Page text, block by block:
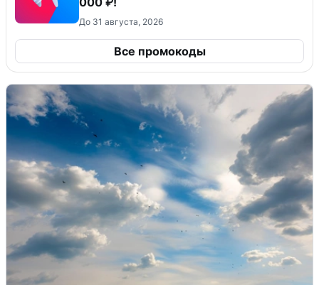
До 31 августа, 2026
Все промокоды